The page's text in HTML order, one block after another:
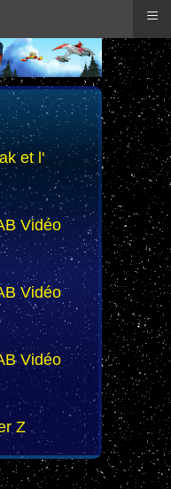
et l'
Vidéo
Vidéo
Vidéo
Z
≡